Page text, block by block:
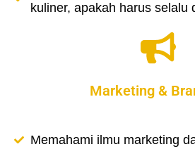
kuliner, apakah harus selalu
Marketing &
Memahami ilmu marketing